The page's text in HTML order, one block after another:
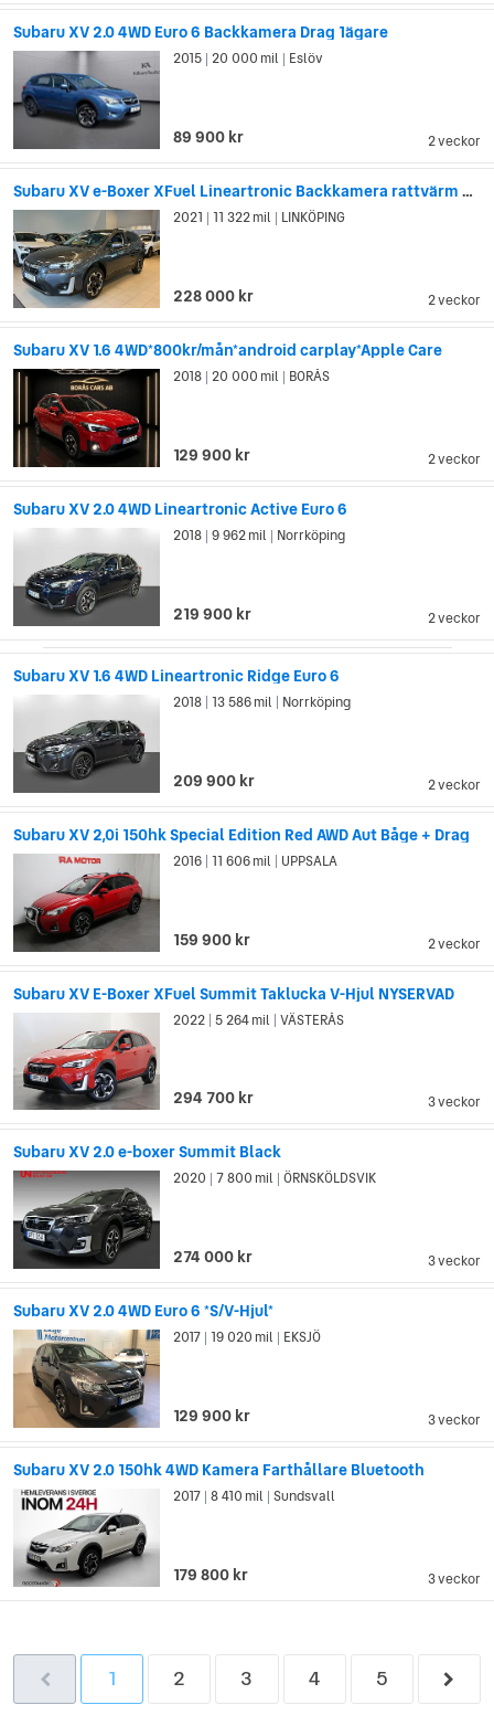
Subaru XV 2.0 4WD Euro 6 Backkamera Drag 1ägare
2 veckor
2015 20 000 mil Eslöv
89 900 kr
Subaru XV e-Boxer XFuel Lineartronic Backkamera rattvärm S/V-hjul
2 veckor
2021 11 322 mil LINKÖPING
228 000 kr
Subaru XV 1.6 4WD*800kr/mån*android carplay*Apple Care
2 veckor
2018 20 000 mil BORÅS
129 900 kr
Subaru XV 2.0 4WD Lineartronic Active Euro 6
2 veckor
2018 9 962 mil Norrköping
219 900 kr
Subaru XV 1.6 4WD Lineartronic Ridge Euro 6
2 veckor
2018 13 586 mil Norrköping
209 900 kr
Subaru XV 2,0i 150hk Special Edition Red AWD Aut Båge + Drag
2 veckor
2016 11 606 mil UPPSALA
159 900 kr
Subaru XV E-Boxer XFuel Summit Taklucka V-Hjul NYSERVAD
3 veckor
2022 5 264 mil VÄSTERÅS
294 700 kr
Subaru XV 2.0 e-boxer Summit Black
3 veckor
2020 7 800 mil ÖRNSKÖLDSVIK
274 000 kr
Subaru XV 2.0 4WD Euro 6 *S/V-Hjul*
3 veckor
2017 19 020 mil EKSJÖ
129 900 kr
Subaru XV 2.0 150hk 4WD Kamera Farthållare Bluetooth
3 veckor
2017 8 410 mil Sundsvall
179 800 kr
1 2 3 4 5